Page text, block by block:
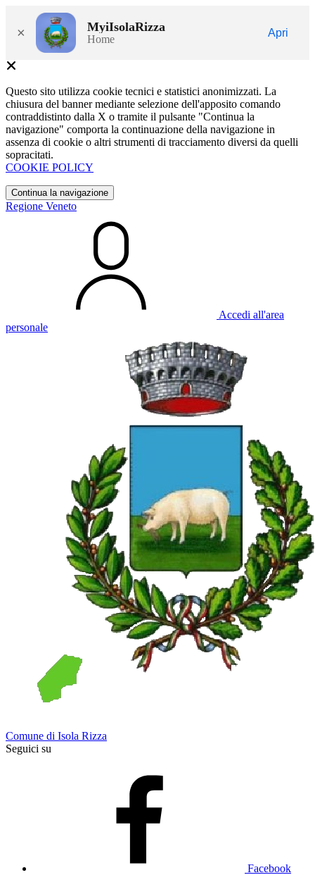
× MyiIsolaRizza
Home
Apri
Questo sito utilizza cookie tecnici e statistici anonimizzati. La
chiusura del banner mediante selezione dell'apposito comando
contraddistinto dalla X o tramite il pulsante "Continua la
navigazione" comporta la continuazione della navigazione in
assenza di cookie o altri strumenti di tracciamento diversi da quelli
sopracitati.
COOKIE POLICY
Continua la navigazione
Regione Veneto
Accedi all'area
personale
Comune di Isola Rizza
Seguici su
Facebook